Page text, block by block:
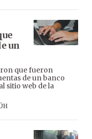
un
que fueron
de un banco
sitio web de la